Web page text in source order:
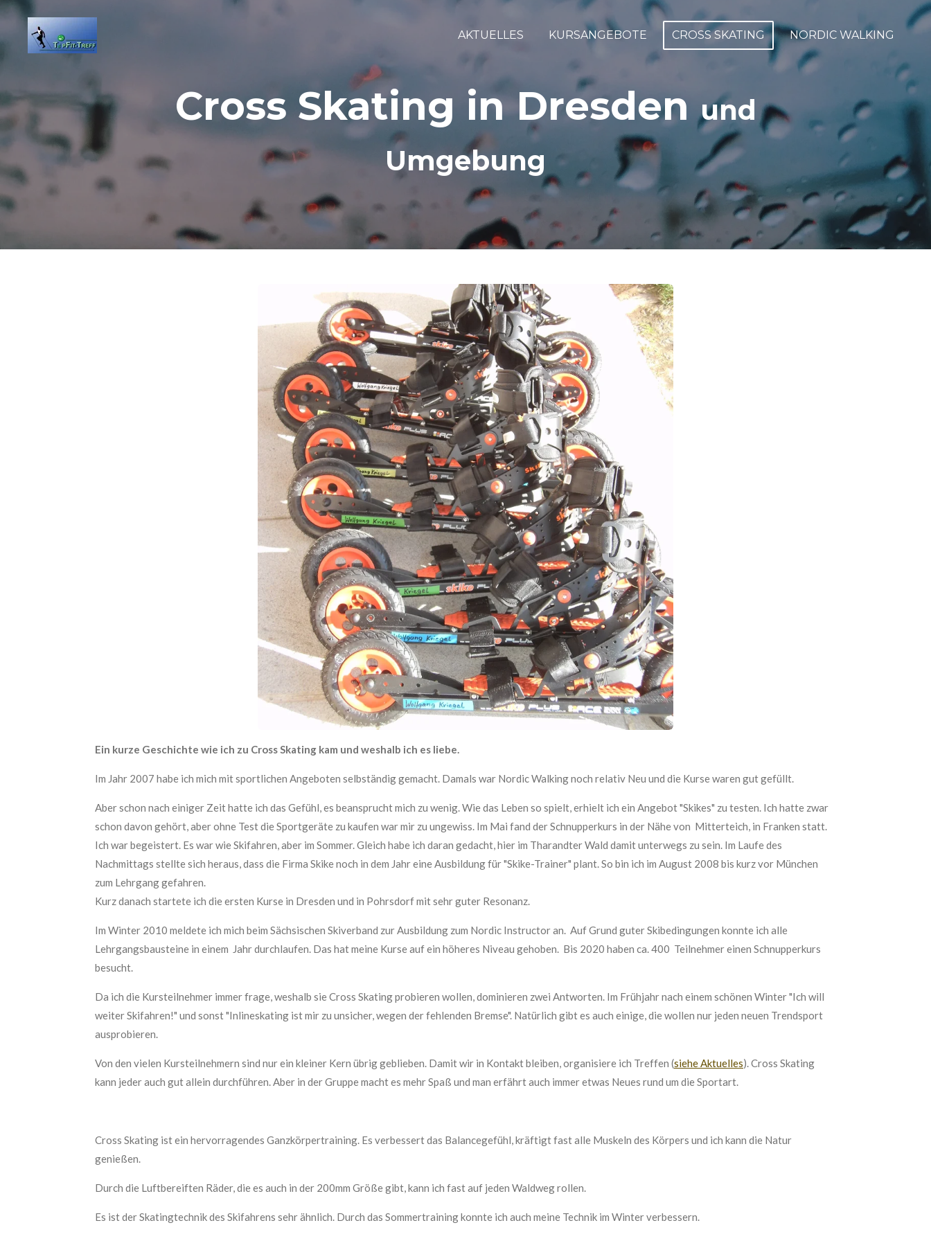
Zum
Hauptinhalt
springen
AKTUELLES KURSANGEBOTE CROSS SKATING NORDIC WALKING
Cross Skating in Dresdenund
Umgebung
Ein kurze Geschichte wie ich zu Cross Skating kam und weshalb ich es liebe.
Im Jahr 2007 habe ich mich mit sportlichen Angeboten selbständig gemacht. Damals war Nordic Walking noch relativ Neu und die Kurse waren gut gefüllt.
Aber schon nach einiger Zeit hatte ich das Gefühl, es beansprucht mich zu wenig. Wie das Leben so spielt, erhielt ich ein Angebot "Skikes" zu testen. Ich hatte zwar
schon davon gehört, aber ohne Test die Sportgeräte zu kaufen war mir zu ungewiss. Im Mai fand der Schnupperkurs in der Nähe von Mitterteich, in Franken statt.
Ich war begeistert. Es war wie Skifahren, aber im Sommer. Gleich habe ich daran gedacht, hier im Tharandter Wald damit unterwegs zu sein. Im Laufe des
Nachmittags stellte sich heraus, dass die Firma Skike noch in dem Jahr eine Ausbildung für "Skike-Trainer" plant. So bin ich im August 2008 bis kurz vor München
zum Lehrgang gefahren.
Kurz danach startete ich die ersten Kurse in Dresden und in Pohrsdorf mit sehr guter Resonanz.
Im Winter 2010 meldete ich mich beim Sächsischen Skiverband zur Ausbildung zum Nordic Instructor an. Auf Grund guter Skibedingungen konnte ich alle
Lehrgangsbausteine in einem Jahr durchlaufen. Das hat meine Kurse auf ein höheres Niveau gehoben. Bis 2020 haben ca. 400 Teilnehmer einen Schnupperkurs
besucht.
Da ich die Kursteilnehmer immer frage, weshalb sie Cross Skating probieren wollen, dominieren zwei Antworten. Im Frühjahr nach einem schönen Winter "Ich will
weiter Skifahren!" und sonst "Inlineskating ist mir zu unsicher, wegen der fehlenden Bremse". Natürlich gibt es auch einige, die wollen nur jeden neuen Trendsport
ausprobieren.
Von den vielen Kursteilnehmern sind nur ein kleiner Kern übrig geblieben. Damit wir in Kontakt bleiben, organisiere ich Treffen (siehe Aktuelles). Cross Skating
kann jeder auch gut allein durchführen. Aber in der Gruppe macht es mehr Spaß und man erfährt auch immer etwas Neues rund um die Sportart.
Cross Skating ist ein hervorragendes Ganzkörpertraining. Es verbessert das Balancegefühl, kräftigt fast alle Muskeln des Körpers und ich kann die Natur
genießen.
Durch die Luftbereiften Räder, die es auch in der 200mm Größe gibt, kann ich fast auf jeden Waldweg rollen.
Es ist der Skatingtechnik des Skifahrens sehr ähnlich. Durch das Sommertraining konnte ich auch meine Technik im Winter verbessern.